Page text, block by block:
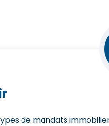
de mandats